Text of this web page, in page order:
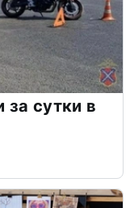
за сутки в